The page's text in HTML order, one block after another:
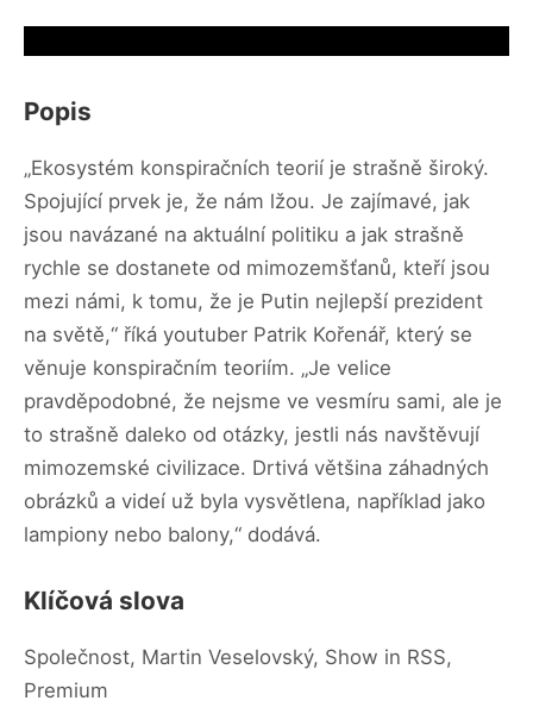
Popis
„Ekosystém konspiračních teorií je strašně široký.
Spojující prvek je, že nám lžou. Je zajímavé, jak
jsou navázané na aktuální politiku a jak strašně
rychle se dostanete od mimozemšťanů, kteří jsou
mezi námi, k tomu, že je Putin nejlepší prezident
na světě,“ říká youtuber Patrik Kořenář, který se
věnuje konspiračním teoriím. „Je velice
pravděpodobné, že nejsme ve vesmíru sami, ale je
to strašně daleko od otázky, jestli nás navštěvují
mimozemské civilizace. Drtivá většina záhadných
obrázků a videí už byla vysvětlena, například jako
lampiony nebo balony,“ dodává.
Klíčová slova
Společnost, Martin Veselovský, Show in RSS,
Premium